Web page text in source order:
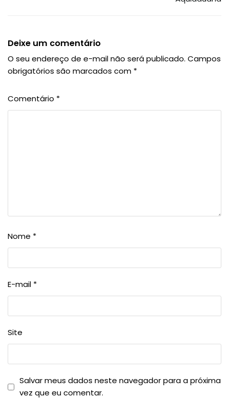
Deixe um comentário
O seu endereço de e-mail não será publicado. Campos
obrigatórios são marcados com *
Comentário *
Nome *
E-mail *
Site
Salvar meus dados neste navegador para a próxima
vez que eu comentar.